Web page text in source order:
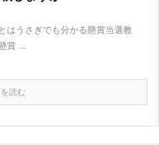
はうさぎでも分かる懸賞当選教
賞 ...
読む